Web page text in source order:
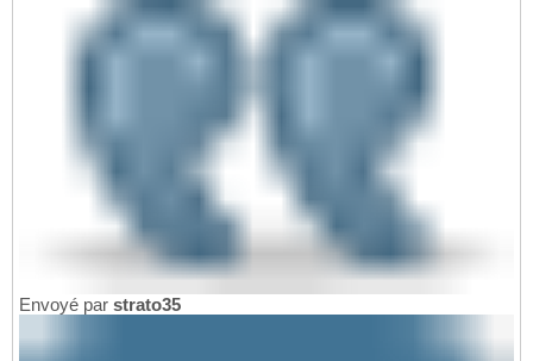
Envoyé par strato35